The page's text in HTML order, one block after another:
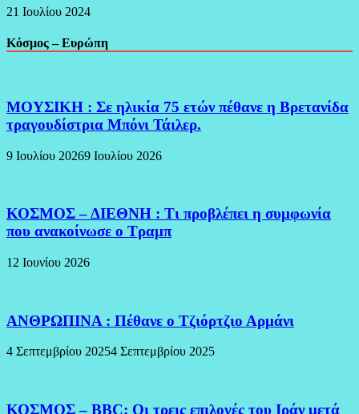
21 Ιουλίου 2024
Κόσμος – Ευρώπη
ΜΟΥΣΙΚΗ : Σε ηλικία 75 ετών πέθανε η Βρετανίδα
τραγουδίστρια Μπόνι Τάιλερ.
9 Ιουλίου 20269 Ιουλίου 2026
ΚΟΣΜΟΣ – ΔΙΕΘΝΗ : Τι προβλέπει η συμφωνία
που ανακοίνωσε ο Τραμπ
12 Ιουνίου 2026
ΑΝΘΡΩΠΙΝΑ : Πέθανε ο Τζιόρτζιο Αρμάνι
4 Σεπτεμβρίου 20254 Σεπτεμβρίου 2025
ΚΟΣΜΟΣ – BBC: Οι τρεις επιλογές του Ιράν μετά